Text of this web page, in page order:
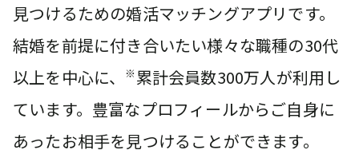
見つけるための婚活マッチングアプリです。
結婚を前提に付き合いたい様々な職種の30代
以上を中心に、
※ 累計会員数300万人が利用し
ています。豊富なプロフィールからご自身に
あったお相手を見つけることができます。